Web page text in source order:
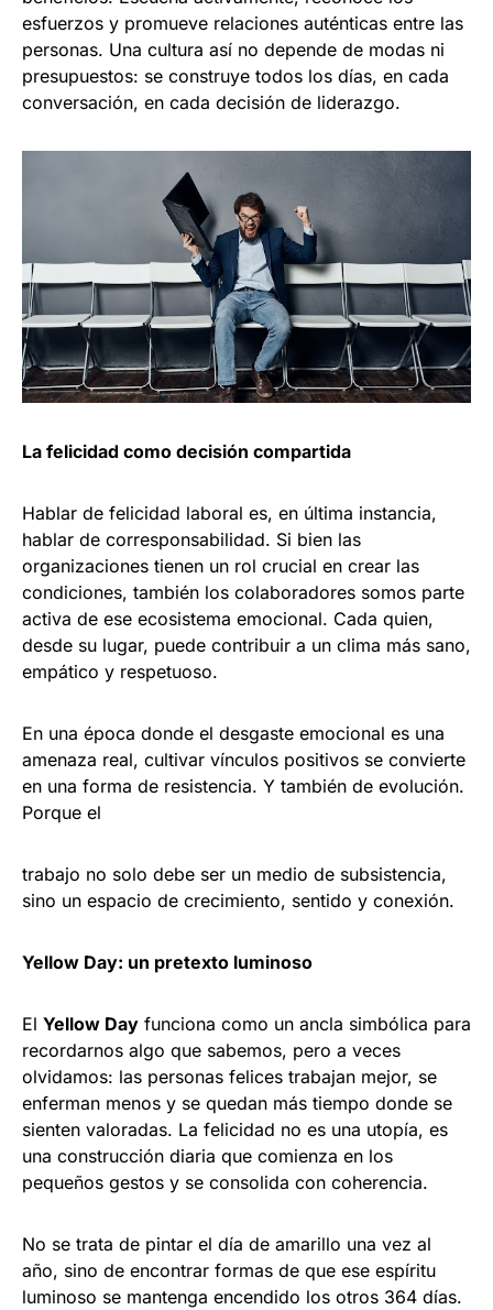
esfuerzos y promueve relaciones auténticas entre las
personas. Una cultura así no depende de modas ni
presupuestos: se construye todos los días, en cada
conversación, en cada decisión de liderazgo.
La felicidad como decisión compartida
Hablar de felicidad laboral es, en última instancia,
hablar de corresponsabilidad. Si bien las
organizaciones tienen un rol crucial en crear las
condiciones, también los colaboradores somos parte
activa de ese ecosistema emocional. Cada quien,
desde su lugar, puede contribuir a un clima más sano,
empático y respetuoso.
En una época donde el desgaste emocional es una
amenaza real, cultivar vínculos positivos se convierte
en una forma de resistencia. Y también de evolución.
Porque el
trabajo no solo debe ser un medio de subsistencia,
sino un espacio de crecimiento, sentido y conexión.
Yellow Day: un pretexto luminoso
El Yellow Day funciona como un ancla simbólica para
recordarnos algo que sabemos, pero a veces
olvidamos: las personas felices trabajan mejor, se
enferman menos y se quedan más tiempo donde se
sienten valoradas. La felicidad no es una utopía, es
una construcción diaria que comienza en los
pequeños gestos y se consolida con coherencia.
No se trata de pintar el día de amarillo una vez al
año, sino de encontrar formas de que ese espíritu
luminoso se mantenga encendido los otros 364 días.